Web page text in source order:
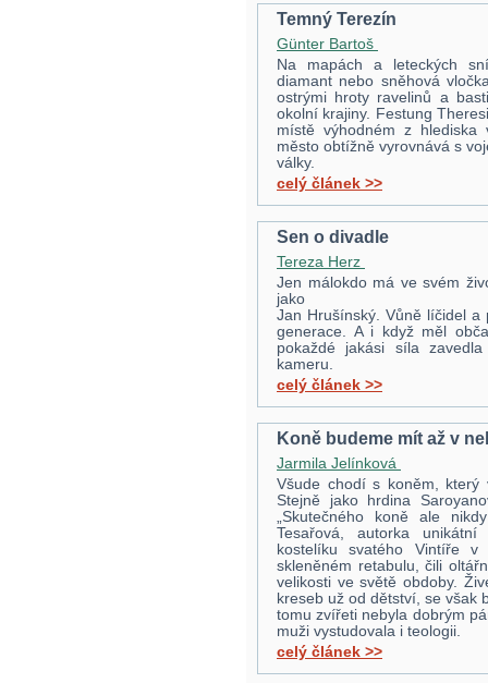
Temný Terezín
Günter Bartoš
Na mapách a leteckých
diamant nebo sněhová
ostrými hroty ravelinů a
okolní krajiny. Festung
místě výhodném z hlediska
město obtížně vyrovnává s
války.
celý článek >>
Sen o divadle
Tereza Herz
Jen málokdo má ve svém
jako
Jan Hrušínský. Vůně líčidel
generace. A i když měl
pokaždé jakási síla
kameru.
celý článek >>
Koně budeme mít až v
Jarmila Jelínková
Všude chodí s koněm, který
Stejně jako hrdina
„Skutečného koně ale
Tesařová, autorka
kostelíku svatého Vintíře
skleněném retabulu, čili
velikosti ve světě obdoby.
kreseb už od dětství, se však
tomu zvířeti nebyla dobrým
muži vystudovala i teologii.
celý článek >>